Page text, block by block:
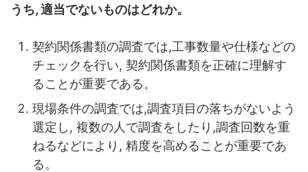
うち, 適当でないものはどれか。
契約関係書類の調査では,工事数量や仕様などの
チェックを行い, 契約関係書類を正確に理解す
ることが重要である。
現場条件の調査では,調査項目の落ちがないよう
選定し, 複数の人で調査をしたり,調査回数を重
ねるなどにより, 精度を高めることが重要であ
る。